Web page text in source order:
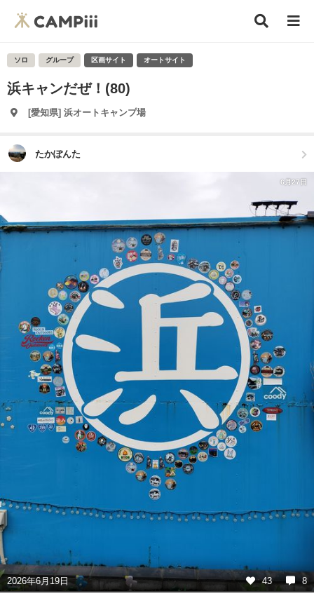
ソロ グループ 区画サイト オートサイト
浜キャンだぜ！(80)
[愛知県] 浜オートキャンプ場
たかぽんた
6月27日
2026年6月19日 43 8